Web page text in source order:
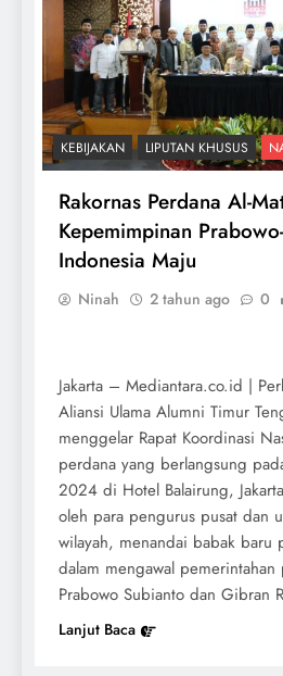
KEBIJAKAN LIPUTAN KHUSUS
Rakornas Perdana Al-
Kepemimpinan
Indonesia Maju
Ninah 2 tahun ago 0
Jakarta – Mediantara.co.id |
Aliansi Ulama Alumni Timur
menggelar Rapat Koordinasi
perdana yang berlangsung
2024 di Hotel Balairung,
oleh para pengurus pusat dan
wilayah, menandai babak baru
dalam mengawal
Prabowo Subianto dan Gibran
Lanjut Baca